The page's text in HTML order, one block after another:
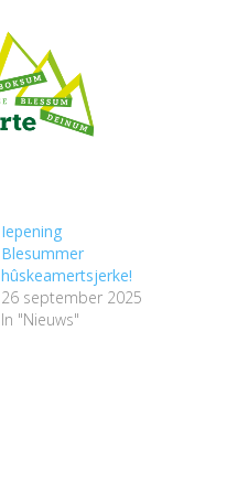
Iepening
Blesummer
hûskeamertsjerke!
26 september 2025
In "Nieuws"